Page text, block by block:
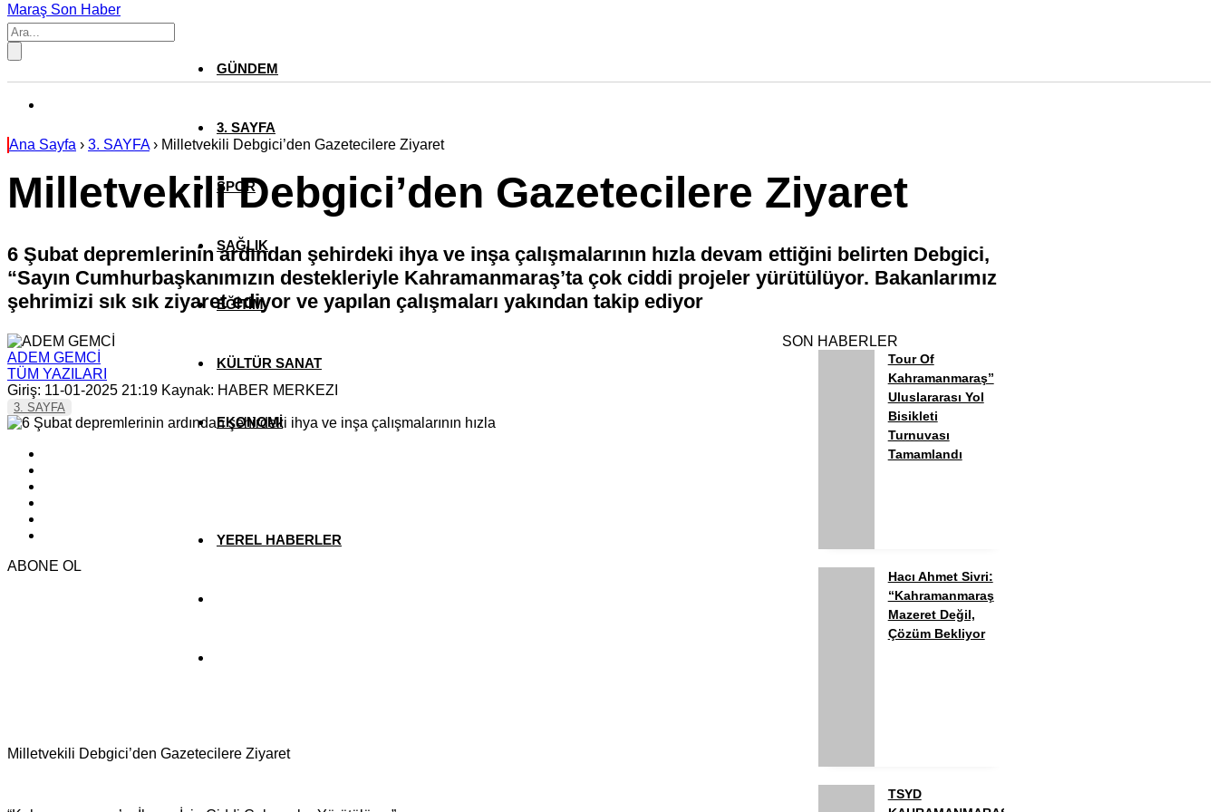
Maraş Son Haber
GÜNDEM
3. SAYFA
SPOR
SAĞLIK
EĞİTİM
KÜLTÜR SANAT
EKONOMİ
YEREL HABERLER
Ana Sayfa › 3. SAYFA› Milletvekili Debgici’den Gazetecilere Ziyaret
Milletvekili Debgici’den Gazetecilere Ziyaret
6 Şubat depremlerinin ardından şehirdeki ihya ve inşa çalışmalarının hızla devam ettiğini belirten Debgici,
“Sayın Cumhurbaşkanımızın destekleriyle Kahramanmaraş’ta çok ciddi projeler yürütülüyor. Bakanlarımız
şehrimizi sık sık ziyaret ediyor ve yapılan çalışmaları yakından takip ediyor
ADEM GEMCİ
TÜM YAZILARI
Giriş: 11-01-2025 21:19 Kaynak: HABER MERKEZI
3. SAYFA
ABONE OL
Milletvekili Debgici’den Gazetecilere Ziyaret
SON HABERLER
Tour Of
Kahramanmaraş”
Uluslararası Yol
Bisikleti
Turnuvası
Tamamlandı
Hacı Ahmet Sivri:
“Kahramanmaraş
Mazeret Değil,
Çözüm Bekliyor
TSYD